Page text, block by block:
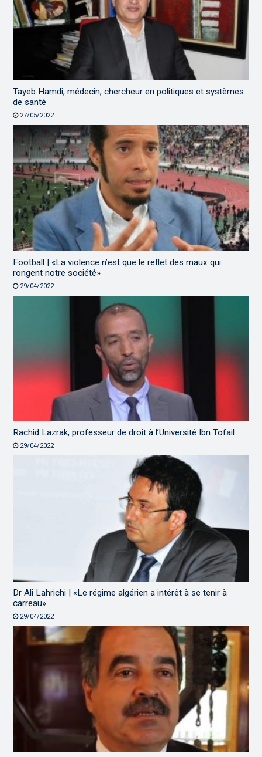
Tayeb Hamdi, médecin, chercheur en politiques et systèmes
de santé
27/05/2022
Football | «La violence n’est que le reflet des maux qui
rongent notre société»
29/04/2022
Rachid Lazrak, professeur de droit à l’Université Ibn Tofail
29/04/2022
Dr Ali Lahrichi | «Le régime algérien a intérêt à se tenir à
carreau»
29/04/2022